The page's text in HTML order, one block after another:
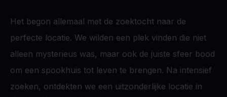
Het begon allemaal met de zoektocht naar de
perfecte locatie. We wilden een plek vinden die niet
alleen mysterieus was, maar ook de juiste sfeer bood
om een spookhuis tot leven te brengen. Na intensief
zoeken, ontdekten we een uitzonderlijke locatie in